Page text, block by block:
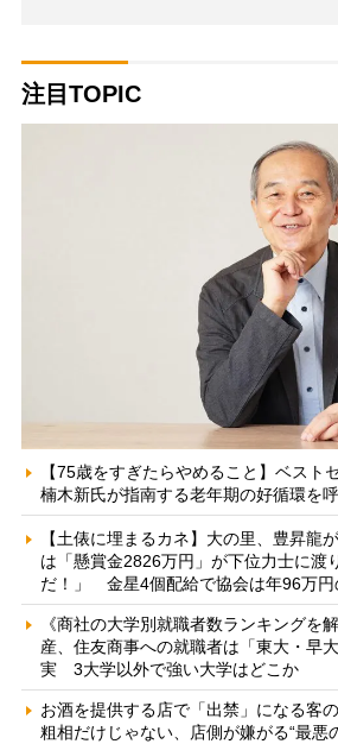
注目TOPIC
【75歳をすぎたらやめること】ベスト
楠木新氏が指南する老年期の好循環を
【土俵に埋まるカネ】大の里、豊昇龍
は「懸賞金2826万円」が下位力士に渡
だ！」 金星4個配給で協会は年96万円
《商社の大学別就職者数ランキングを
産、住友商事への就職者は「東大・早
実 3大学以外で強い大学はどこか
お酒を提供する店で「出禁」になる客
粗相だけじゃない、店側が嫌がる“最悪